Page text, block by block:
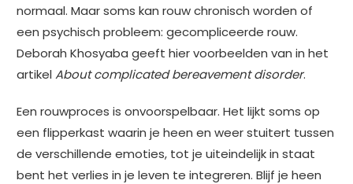
normaal. Maar soms kan rouw chronisch worden of
een psychisch probleem: gecompliceerde rouw.
Deborah Khosyaba geeft hier voorbeelden van in het
artikelAbout complicated bereavement disorder.
Een rouwproces is onvoorspelbaar. Het lijkt soms op
een flipperkast waarin je heen en weer stuitert tussen
de verschillende emoties, tot je uiteindelijk in staat
bent het verlies in je leven te integreren. Blijf je heen